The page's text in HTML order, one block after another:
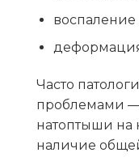
воспаление
Часто
проблемами
натоптыши на
наличие